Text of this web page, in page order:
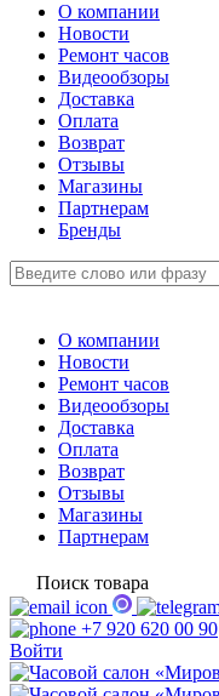
О компании
Новости
Ремонт часов
Видеообзоры
Доставка
Оплата
Возврат
Отзывы
Магазины
Партнерам
Бренды
О компании
Новости
Ремонт часов
Видеообзоры
Доставка
Оплата
Возврат
Отзывы
Магазины
Партнерам
Поиск товара
+7 920 620 00 90
Войти